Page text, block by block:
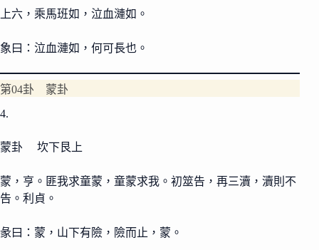
上六，乘馬班如，泣血漣如。
象曰：泣血漣如，何可長也。
第04卦 蒙卦
4.
蒙卦 坎下艮上
蒙，亨。匪我求童蒙，童蒙求我。初筮告，再三瀆，瀆則不
告。利貞。
彖曰：蒙，山下有險，險而止，蒙。